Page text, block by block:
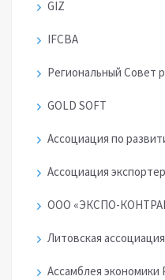
GIZ
IFCBA
Региональный Совет
GOLD SOFT
Ассоциация по
Ассоциация
ООО «ЭКСПО-
Литовская
Ассамблея экономики